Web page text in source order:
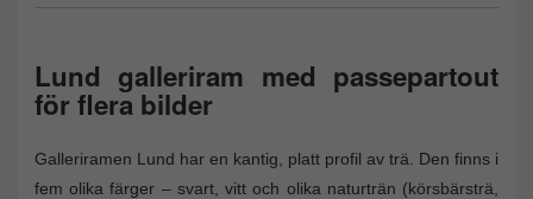
Lund galleriram med passepartout
för flera bilder
Galleriramen Lund har en kantig, platt profil av trä. Den finns i
fem olika färger – svart, vitt och olika naturträn (körsbärsträ,